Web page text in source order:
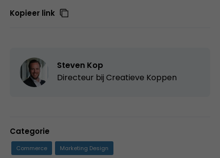
Kopieer link
Steven Kop
Directeur bij Creatieve Koppen
Categorie
Commerce Marketing Design